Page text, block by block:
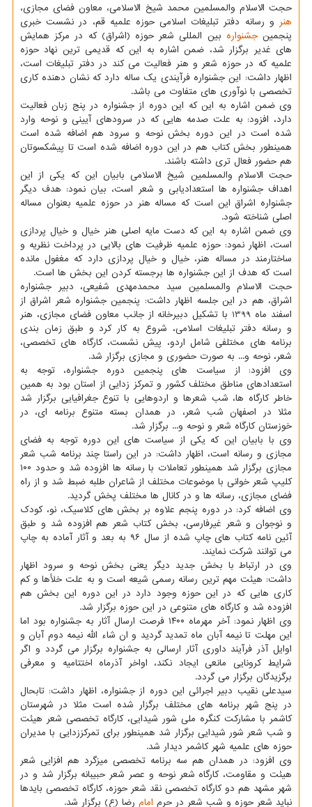
حجت الاسلام والمسلمین محمد شیخ الاسلامی، معاون فضای مجازی،
هنر و رسانه دفتر تبلیغات اسلامی حوزه علمیه قم، در نشست خبری
پنجمینجشنواره بین المللی شعر حوزه (اشراق) که در مرکز همایش
های غدیر برگزار شد، ضمن اشاره به این که قدیمی ترین نهاد حوزه
علمیه که در حوزه شعر و هنر فعالیت می کند در دفتر تبلیغات است،
اظهار داشت: این جشنواره فرآیندی یک ساله دارد که نشان دهنده کاری
تخصصی با نوآوری های متفاوت می باشد.
وی ضمن اشاره به این که این دوره از جشنواره در پنج زبان فعالیت
دارد، افزود: به علت صدمه هایی که در سرودهای آیینی و نوحه وارد
شده است در این دوره بخش نوحه و سرود هم اضافه شده است
همینطور بخش کتاب هم در این دوره اضافه شده است تا پیشکسوتان
هم حضور فعال تری داشته باشند.
حجت الاسلام والمسلمین شیخ الاسلامی بابیان این که یکی از این
اهداف جشنواره ها استعدادیابی و شعر است، بیان نمود: هدف دیگر
جشنواره اشراق این است که مساله هنر در حوزه علمیه بعنوان مساله
اصلی شناخته شود.
وی ضمن اشاره به این که دست مایه اصلی هنر خیال و خیال پردازی
است، اظهار نمود: حوزه علمیه ظرفیت های بالایی در پرداخت نظریه و
ساختارمند در مساله هنر، خیال و خیال پردازی دارد که مغفول مانده
است که هدف از این جشنواره ها برجسته کردن این بخش ها است.
حجت الاسلام والمسلمین سید محمدمهدی شفیعی، دبیر جشنواره
اشراق، هم در این جلسه اظهار داشت: پنجمین جشنواره شعر اشراق از
اسفند ماه 1399 با تشکیل دبیرخانه از جانب معاون فضای مجازی، هنر
و رسانه دفتر تبلیغات اسلامی، شروع به کار کرد و طبق زمان بندی
برنامه های مختلفی شامل اردو، پیش نشست، کارگاه های تخصصی،
شعر، نوحه و... به صورت حضوری و مجازی برگزار شد.
وی افزود: از سیاست های پنجمین دوره جشنواره، توجه به
استعدادهای مناطق مختلف کشور و تمرکز زدایی از استان بود به همین
خاطر کارگاه ها، شب شعرها و اردوهایی با تنوع جغرافیایی برگزار شد
مثلا در اصفهان شب شعر، در همدان بسته متنوع برنامه ای، در
خوزستان کارگاه شعر و نوحه و... برگزار شد.
وی با بابیان این که یکی از سیاست های این دوره توجه به فضای
مجازی و رسانه است، اظهار داشت: در این راستا چند برنامه شب شعر
مجازی برگزار شد همینطور تعاملات با رسانه ها افزوده شد و حدود ۱۰۰
کلیپ شعر خوانی با موضوعات مختلف از شاعران طلبه ضبط شد و از راه
فضای مجازی، رسانه ها و در کانال ها مختلف پخش گردید.
وی اضافه کرد: در دوره پنجم علاوه بر بخش های کلاسیک، نو، کودک
و نوجوان و شعر غیرفارسی، بخش کتاب شعر هم افزوده شد و طبق
آئین نامه کتاب های چاپ شده از سال ۹۶ به بعد و آثار آماده به چاپ
می توانند شرکت نمایند.
وی در ارتباط با بخش جدید دیگر یعنی بخش نوحه و سرود اظهار
داشت: هیئت مهم ترین رسانه رسمی شیعه است و به علت خلأها و کم
کاری هایی که در این حوزه وجود دارد در این دوره این بخش هم
افزوده شد و کارگاه های متنوعی در این حوزه برگزار شد.
وی اظهار نمود: آخر مهرماه ۱۴۰۰ فرصت ارسال آثار به جشنواره بود اما
این مهلت تا نیمه آبان ماه تمدید گردید و ان شاء الله نیمه دوم آبان و
اوایل آذر فرآیند داوری آثار ارسالی به جشنواره برگزار می گردد و اگر
شرایط کرونایی مانعی ایجاد نکند، اواخر آذرماه اختتامیه و معرفی
برگزیدگان برگزار می گردد.
سیدعلی نقیب دبیر اجرائی این دوره از جشنواره، اظهار داشت: تابحال
در پنج شهر برنامه های مختلف برگزار شده است مثلا در شهرستان
کاشمر با مشارکت کنگره ملی شور شیدایی، کارگاه تخصصی شعر هیئت
و شب شعر شور شیدایی برگزار شد همینطور برای تمرکززدایی با مدیران
حوزه های علمیه شهر کاشمر دیدار شد.
وی افزود: در همدان هم سه برنامه تخصصی میزگرد هم افزایی شعر
هیئت و مقاومت، کارگاه شعر نوحه و عصر شعر حبیبانه برگزار شد و در
شهر مشهد هم دو کارگاه تخصصی نقد شعر حوزه، کارگاه تخصصی بایدها
نباید شعر حوزه و شب شعر در حرم امام رضا (ع) برگزار شد.